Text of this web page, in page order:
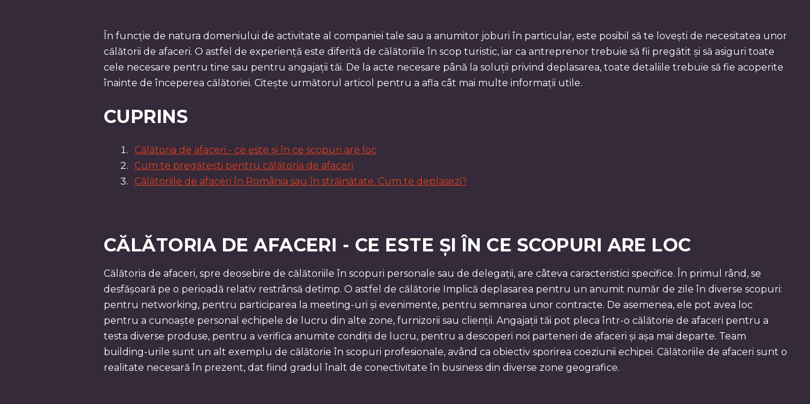
În funcție de natura domeniului de activitate al companiei tale sau a anumitor joburi în particular, este posibil să te lovești de necesitatea unor
călătorii de afaceri. O astfel de experiență este diferită de călătoriile în scop turistic, iar ca antreprenor trebuie să fii pregătit și să asiguri toate
cele necesare pentru tine sau pentru angajații tăi. De la acte necesare până la soluții privind deplasarea, toate detaliile trebuie să fie acoperite
înainte de începerea călătoriei. Citește următorul articol pentru a afla cât mai multe informații utile.
CUPRINS
Călătoria de afaceri - ce este și în ce scopuri are loc
Cum te pregătești pentru călătoria de afaceri
Călătoriile de afaceri în România sau în străinătate. Cum te deplasezi?
CĂLĂTORIA DE AFACERI - CE ESTE ȘI ÎN CE SCOPURI ARE LOC
Călătoria de afaceri, spre deosebire de călătoriile în scopuri personale sau de delegații, are câteva caracteristici specifice. În primul rând, se
desfășoară pe o perioadă relativ restrânsă detimp. O astfel de călătorie Implică deplasarea pentru un anumit număr de zile în diverse scopuri:
pentru networking, pentru participarea la meeting-uri și evenimente, pentru semnarea unor contracte. De asemenea, ele pot avea loc
pentru a cunoaște personal echipele de lucru din alte zone, furnizorii sau clienții. Angajații tăi pot pleca într-o călătorie de afaceri pentru a
testa diverse produse, pentru a verifica anumite condiții de lucru, pentru a descoperi noi parteneri de afaceri și așa mai departe. Team
building-urile sunt un alt exemplu de călătorie în scopuri profesionale, având ca obiectiv sporirea coeziunii echipei. Călătoriile de afaceri sunt o
realitate necesară în prezent, dat fiind gradul înalt de conectivitate în business din diverse zone geografice.